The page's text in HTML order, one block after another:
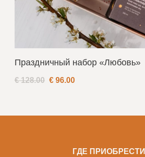
Праздничный набор «Любовь»
€ 128.00 € 96.00
ГДЕ ПРИОБРЕСТИ